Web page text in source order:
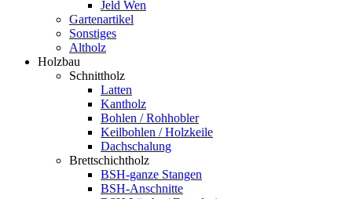
Jeld Wen
Gartenartikel
Sonstiges
Altholz
Holzbau
Schnittholz
Latten
Kantholz
Bohlen / Rohhobler
Keilbohlen / Holzkeile
Dachschalung
Brettschichtholz
BSH-ganze Stangen
BSH-Anschnitte